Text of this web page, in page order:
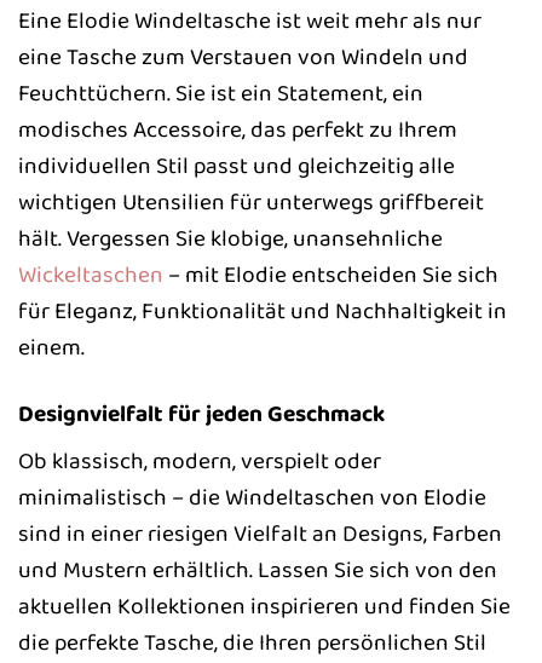
Eine Elodie Windeltasche ist weit mehr als nur
eine Tasche zum Verstauen von Windeln und
Feuchttüchern. Sie ist ein Statement, ein
modisches Accessoire, das perfekt zu Ihrem
individuellen Stil passt und gleichzeitig alle
wichtigen Utensilien für unterwegs griffbereit
hält. Vergessen Sie klobige, unansehnliche
Wickeltaschen – mit Elodie entscheiden Sie sich
für Eleganz, Funktionalität und Nachhaltigkeit in
einem.
Designvielfalt für jeden Geschmack
Ob klassisch, modern, verspielt oder
minimalistisch – die Windeltaschen von Elodie
sind in einer riesigen Vielfalt an Designs, Farben
und Mustern erhältlich. Lassen Sie sich von den
aktuellen Kollektionen inspirieren und finden Sie
die perfekte Tasche, die Ihren persönlichen Stil